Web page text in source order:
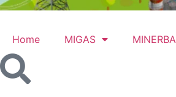
Home MIGAS MINERBA